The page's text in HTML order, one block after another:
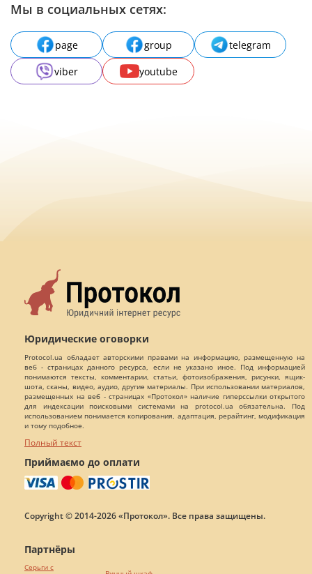
Мы в социальных сетях:
page group
telegram
viber
youtube
Юридические оговорки
Protocol.ua обладает авторскими правами на информацию, размещенную на
веб - страницах данного ресурса, если не указано иное. Под информацией
понимаются тексты, комментарии, статьи, фотоизображения, рисунки, ящик-
шота, сканы, видео, аудио, другие материалы. При использовании материалов,
размещенных на веб - страницах «Протокол» наличие гиперссылки открытого
для индексации поисковыми системами на protocol.ua обязательна. Под
использованием понимается копирования, адаптация, рерайтинг, модификация
и тому подобное.
Полный текст
Приймаємо до оплати
Copyright © 2014-2026 «Протокол». Все права защищены.
Партнёры
Серьги с